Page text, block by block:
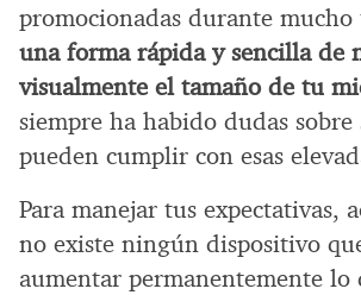
promocionadas durante
una forma rápida y sencilla de
visualmente el tamaño de tu
siempre ha habido dudas
pueden cumplir con esas
Para manejar tus expectativas,
no existe ningún dispositivo
aumentar permanentemente lo